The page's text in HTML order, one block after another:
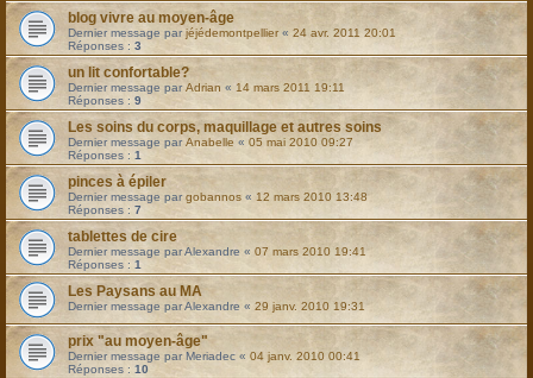
blog vivre au moyen-âge
Dernier message parjéjédemontpellier« 24 avr. 2011 20:01
Réponses : 3
un lit confortable?
Dernier message parAdrian « 14 mars 2011 19:11
Réponses : 9
Les soins du corps, maquillage et autres soins
Dernier message parAnabelle « 05 mai 2010 09:27
Réponses : 1
pinces à épiler
Dernier message pargobannos « 12 mars 2010 13:48
Réponses : 7
tablettes de cire
Dernier message parAlexandre « 07 mars 2010 19:41
Réponses : 1
Les Paysans au MA
Dernier message parAlexandre « 29 janv. 2010 19:31
prix "au moyen-âge"
Dernier message par Meriadec « 04 janv. 2010 00:41
Réponses : 10